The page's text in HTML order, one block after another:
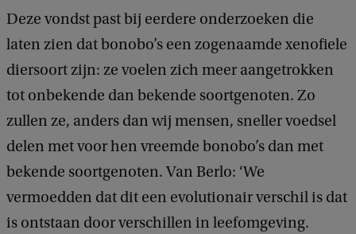
Deze vondst past bij eerdere onderzoeken die
laten zien dat bonobo’s een zogenaamde xenofiele
diersoort zijn: ze voelen zich meer aangetrokken
tot onbekende dan bekende soortgenoten. Zo
zullen ze, anders dan wij mensen, sneller voedsel
delen met voor hen vreemde bonobo’s dan met
bekende soortgenoten. Van Berlo: ‘We
vermoedden dat dit een evolutionair verschil is dat
is ontstaan door verschillen in leefomgeving.